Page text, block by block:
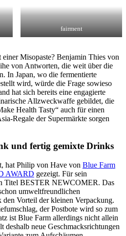
fairment
Misopaste? Benjamin Thies von
von Antworten, die weit über die
In Japan, wo die fermentierte
wird, würde die Frage sowieso
hat sich bereits eine engagierte
Allzweckwaffe gebildet, die
Health Tasty“ auch für einen
Regale der Supermärkte sorgen
und fertig gemixte Drinks
hat Philip von Have von Blue Farm
AWARD gezeigt. Für sein
Titel BESTER NEWCOMER. Das
umweltfreundlichen
Vorteil der kleinen Verpackung.
der Postbote wird so zum
ist Blue Farm allerdings nicht allein
neue Geschmacksrichtungen